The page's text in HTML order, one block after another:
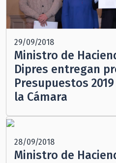
29/09/2018
Ministro de
Dipres entregan
Presupuestos
la Cámara
28/09/2018
Ministro de